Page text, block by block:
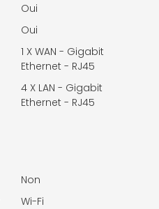
Oui
Oui
1 X WAN - Gigabit
Ethernet - RJ45
4 X LAN - Gigabit
Ethernet - RJ45
Non
Wi-Fi